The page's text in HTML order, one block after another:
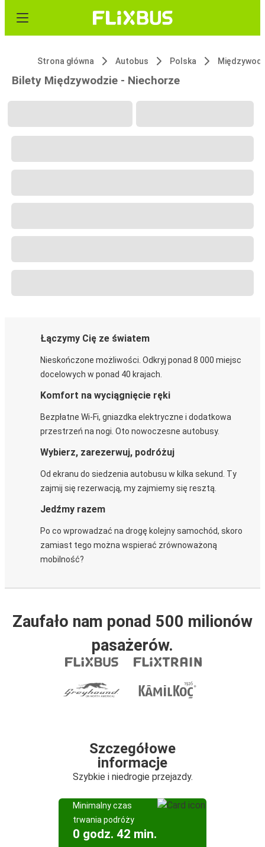
Strona główna Autobus Polska
Bilety Międzywodzie - Niechorze
Łączymy Cię ze światem
Nieskończone możliwości. Odkryj ponad 8 000 miejsc
docelowych w ponad 40 krajach.
Komfort na wyciągnięcie ręki
Bezpłatne Wi-Fi, gniazdka elektryczne i dodatkowa
przestrzeń na nogi. Oto nowoczesne autobusy.
Wybierz, zarezerwuj, podróżuj
Od ekranu do siedzenia autobusu w kilka sekund. Ty
zajmij się rezerwacją, my zajmiemy się resztą.
Jedźmy razem
Po co wprowadzać na drogę kolejny samochód, skoro
zamiast tego można wspierać zrównoważoną
mobilność?
Zaufało nam ponad 500 milionów
pasażerów.
Szczegółowe
informacje
Szybkie i niedrogie przejazdy.
Minimalny czas
trwania podróży
0 godz. 42 min.